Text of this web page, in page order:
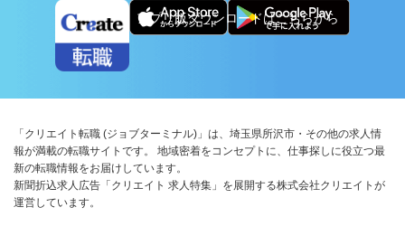
アプリ版ダウンロードはこちらから
「クリエイト転職 (ジョブターミナル)」は、埼玉県所沢市・その他の求人情
報が満載の転職サイトです。 地域密着をコンセプトに、仕事探しに役立つ最
新の転職情報をお届けしています。
新聞折込求人広告「クリエイト 求人特集」を展開する株式会社クリエイトが
運営しています。